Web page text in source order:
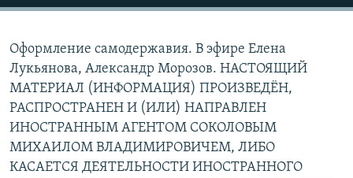
Оформление самодержавия. В эфире Елена
Лукьянова, Александр Морозов. НАСТОЯЩИЙ
МАТЕРИАЛ (ИНФОРМАЦИЯ) ПРОИЗВЕДЁН,
РАСПРОСТРАНЕН И (ИЛИ) НАПРАВЛЕН
ИНОСТРАННЫМ АГЕНТОМ СОКОЛОВЫМ
МИХАИЛОМ ВЛАДИМИРОВИЧЕМ, ЛИБО
КАСАЕТСЯ ДЕЯТЕЛЬНОСТИ ИНОСТРАННОГО